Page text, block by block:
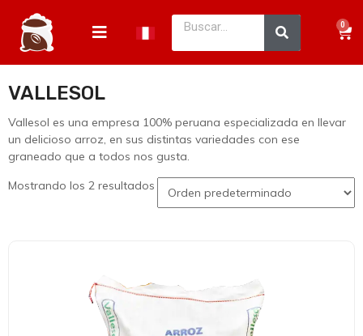
0
VALLESOL
Vallesol es una empresa 100% peruana especializada en llevar
un delicioso arroz, en sus distintas variedades con ese
graneado que a todos nos gusta.
Mostrando los 2 resultados